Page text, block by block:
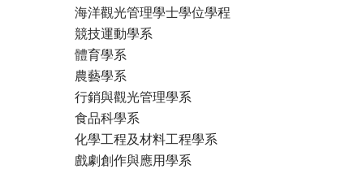
海洋觀光管理學士學位學程
競技運動學系
體育學系
農藝學系
行銷與觀光管理學系
食品科學系
化學工程及材料工程學系
戲劇創作與應用學系